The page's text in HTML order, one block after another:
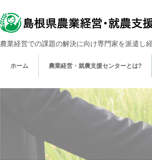
農業経営での課題の解決に向け専門家を派遣し
ホーム 農業経営・就農支援センターとは?